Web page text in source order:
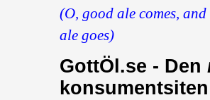
(O, good ale comes,
ale goes)
GottÖl.se - Den
konsumentsiten